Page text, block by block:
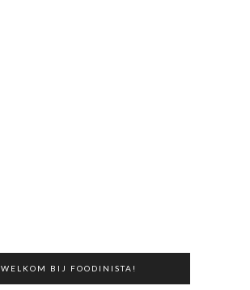
WELKOM BIJ FOODINISTA!